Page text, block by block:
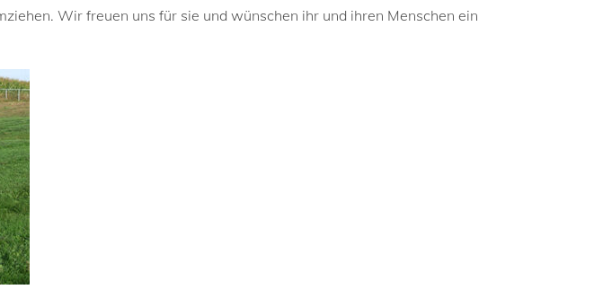
Wir freuen uns für sie und wünschen ihr und ihren Menschen ein